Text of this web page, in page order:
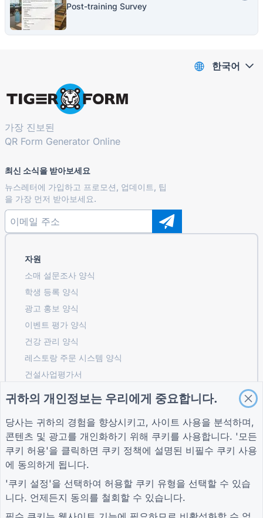
Post-training Survey
가장 진보된
QR Form Generator Online
최신 소식을 받아보세요
뉴스레터에 가입하고 프로모션, 업데이트, 팁
을 가장 먼저 받아보세요.
자원
소매 설문조사 양식
학생 등록 ​​양식
광고 홍보 양식
이벤트 평가 양식
건강 관리 양식
레스토랑 주문 시스템 양식
건설사업평가서
유틸리티 서비스 요청 양식
고객 참여 양식
도움말 센터
블로그
회사 소개
문의하기
자귀
개인 정보 보호 정책
한국어
귀하의 개인정보는 우리에게 중요합니다.
당사는 귀하의 경험을 향상시키고, 사이트 사용을 분석하며,
콘텐츠 및 광고를 개인화하기 위해 쿠키를 사용합니다. '모든
쿠키 허용'을 클릭하면 쿠키 정책에 설명된 비필수 쿠키 사용
에 동의하게 됩니다.
'쿠키 설정'을 선택하여 허용할 쿠키 유형을 선택할 수 있습
니다. 언제든지 동의를 철회할 수 있습니다.